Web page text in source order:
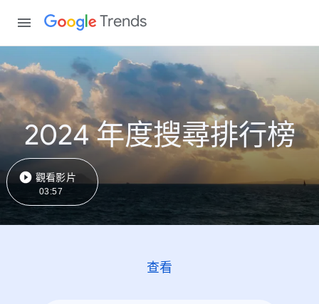
Trends
2024 年度搜尋排行榜
觀看影片
03:57
查看